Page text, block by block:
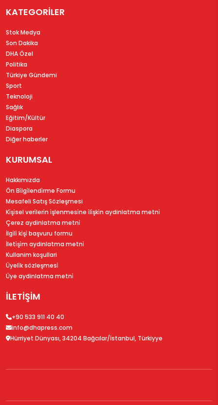
KATEGORİLER
Stok Medya
Son Dakika
DHA Özel
Politika
Türkiye Gündemi
Sport
Teknoloji
Sağlık
Eğitim/Kültür
Diaspora
Diğer haberler
KURUMSAL
Hakkımızda
Ön Bi̇lgi̇lendi̇rme Formu
Mesafeli Satış Sözleşmesi
Ki̇şi̇sel veri̇leri̇n i̇şlenmesi̇ne i̇li̇şki̇n aydinlatma metni̇
Çerez aydinlatma metni̇
İlgi̇li̇ ki̇şi̇ başvuru formu
İleti̇şi̇m aydinlatma metni̇
Kullanim koşullari
Üyeli̇k sözleşmesi̇
Üye aydinlatma metni̇
İLETİŞİM
+90 533 911 40 40
info@dhapress.com
Hürriyet Dünyası, 34204 Bağcılar/İstanbul, Türkiyye